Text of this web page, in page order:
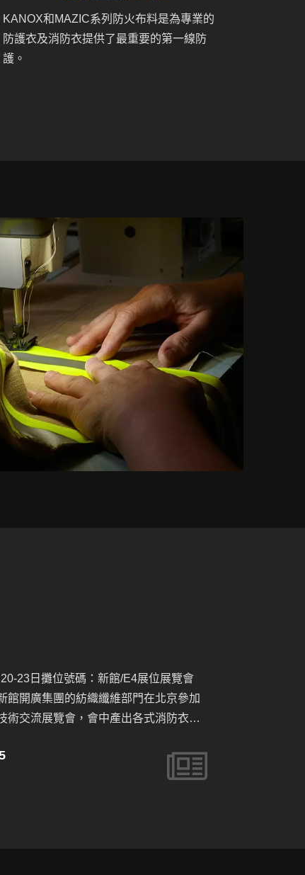
KANOX和MAZIC系列防火布料是為專業的
防護衣及消防衣提供了最重要的第一線防
護。
：新館/E4展位展覽會
紡織纖維部門在北京參加
，會中產出各式消防衣與
公司業務團隊聯絡，電
謝謝！